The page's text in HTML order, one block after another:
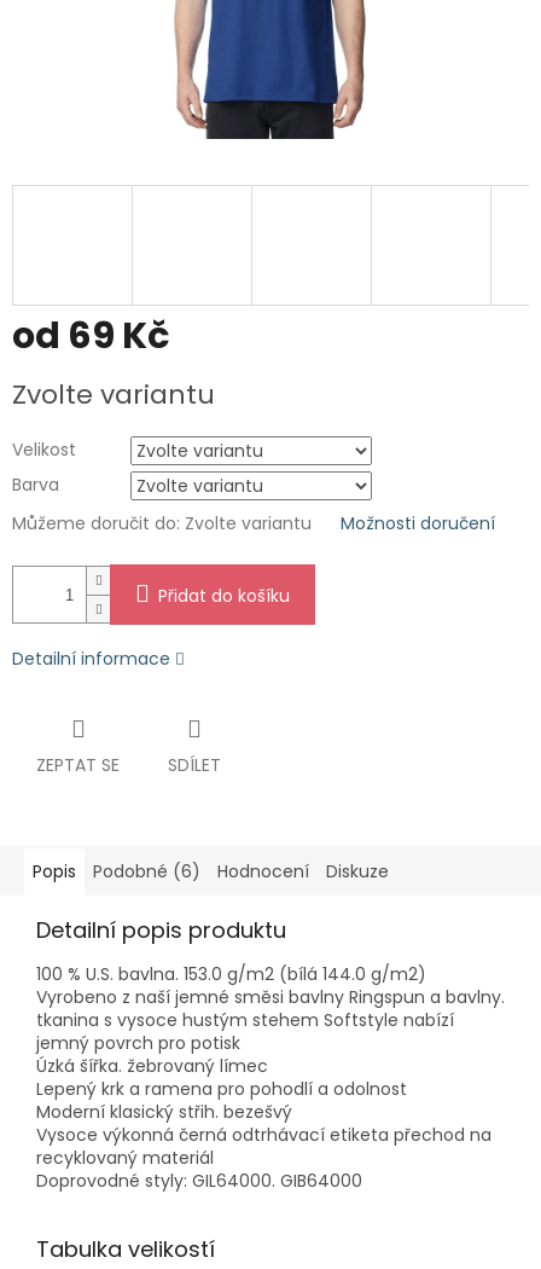
od 69 Kč
cena:
Zvolte variantu
Velikost
Barva
Můžeme doručit do: Zvolte variantu Možnosti doručení
Přidat do košíku
Detailní informace
ZEPTAT SE SDÍLET
Popis Podobné (6) Hodnocení Diskuze
Detailní popis produktu
100 % U.S. bavlna. 153.0 g/m2 (bílá 144.0 g/m2)
Vyrobeno z naší jemné směsi bavlny Ringspun a bavlny.
tkanina s vysoce hustým stehem Softstyle nabízí
jemný povrch pro potisk
Úzká šířka. žebrovaný límec
Lepený krk a ramena pro pohodlí a odolnost
Moderní klasický střih. bezešvý
Vysoce výkonná černá odtrhávací etiketa přechod na
recyklovaný materiál
Doprovodné styly: GIL64000. GIB64000
Tabulka velikostí